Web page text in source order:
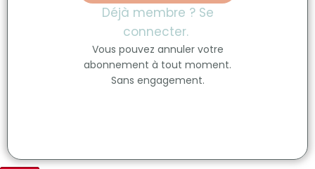
Déjà membre ? Se
connecter.
Vous pouvez annuler votre
abonnement à tout moment.
Sans engagement.